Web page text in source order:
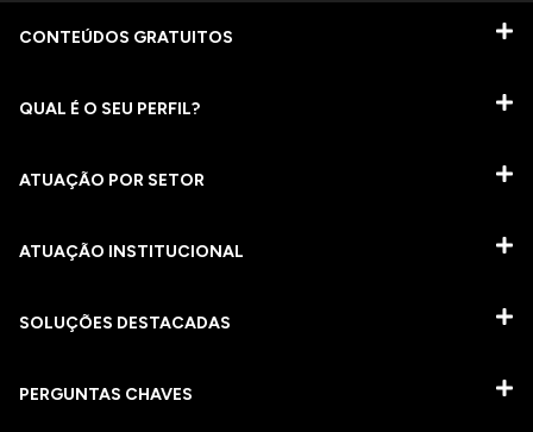
CONTEÚDOS GRATUITOS
QUAL É O SEU PERFIL?
ATUAÇÃO POR SETOR
ATUAÇÃO INSTITUCIONAL
SOLUÇÕES DESTACADAS
PERGUNTAS CHAVES​